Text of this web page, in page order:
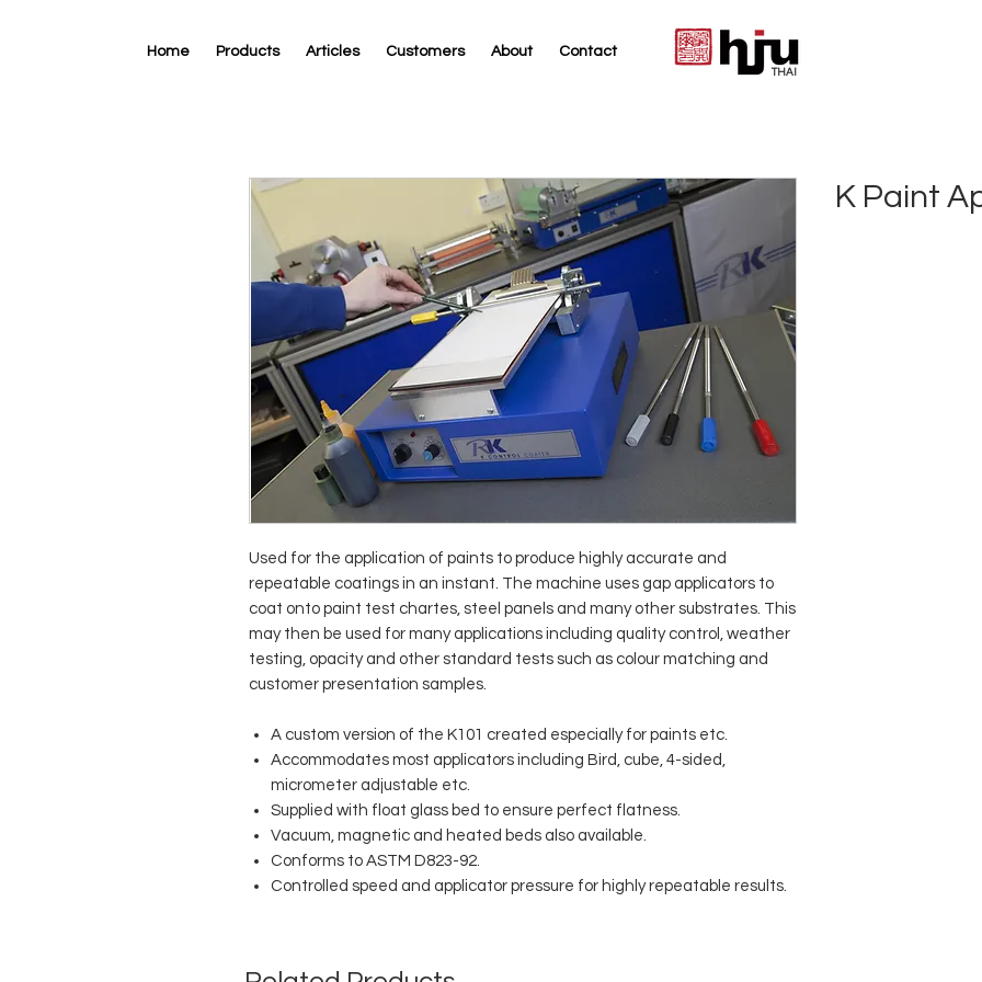
Home Products Articles Customers About Contact
THAI
Used for the application of paints to produce highly accurate and
repeatable coatings in an instant. The machine uses gap applicators to
coat onto paint test chartes, steel panels and many other substrates. This
may then be used for many applications including quality control, weather
testing, opacity and other standard tests such as colour matching and
customer presentation samples.
A custom version of the K101 created especially for paints etc.
Accommodates most applicators including Bird, cube, 4-sided,
micrometer adjustable etc.
Supplied with float glass bed to ensure perfect flatness.
Vacuum, magnetic and heated beds also available.
Conforms to ASTM D823-92.
Controlled speed and applicator pressure for highly repeatable results.
K Paint